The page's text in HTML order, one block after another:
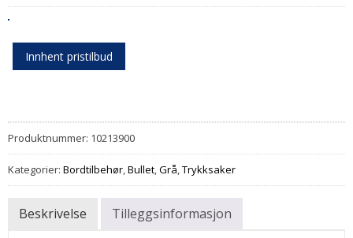
Innhent pristilbud
Produktnummer: 10213900
Kategorier: Bordtilbehør,Bullet,Grå,Trykksaker
Beskrivelse Tilleggsinformasjon